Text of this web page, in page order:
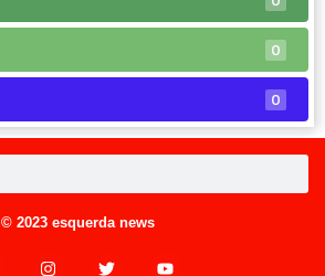
0
0
© 2023 esquerda news